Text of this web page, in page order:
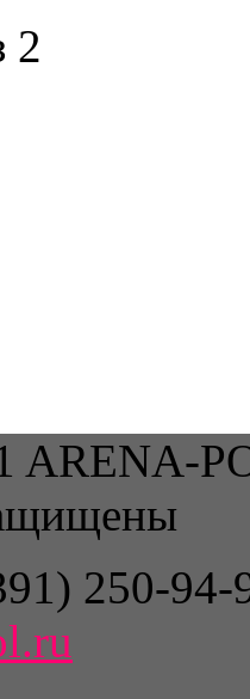
2
ARENA-
250-